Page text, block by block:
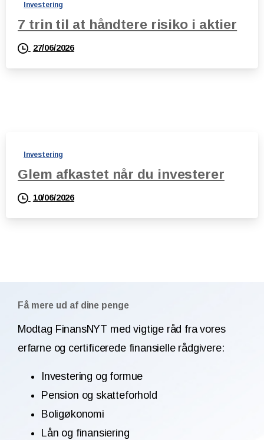
Investering
7 trin til at håndtere risiko i aktier
27/06/2026
Investering
Glem afkastet når du investerer
10/06/2026
Få mere ud af dine penge
Modtag FinansNYT med vigtige råd fra vores
erfarne og certificerede finansielle rådgivere:
Investering og formue
Pension og skatteforhold
Boligøkonomi
Lån og finansiering